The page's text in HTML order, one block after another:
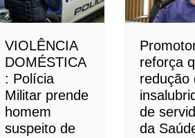
VIOLÊNCIA
DOMÉSTICA
: Polícia
Militar prende
homem
suspeito de
reforça
redução
de
da